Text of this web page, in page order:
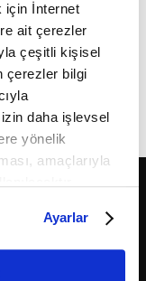
için İnternet
ait çerezler
çeşitli kişisel
çerezler bilgi
daha işlevsel
yönelik
amaçlarıyla
bilgi için
Ayarlar
Salah
ve Müslüman
mutlu ediyor!
Lig'in köklü
Liverpool'da
Salah kariyerinin
sezonunu geçiriyor.